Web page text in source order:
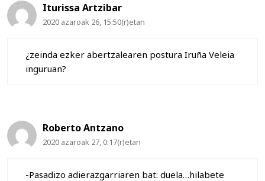
Iturissa Artzibar
2020 azaroak 26, 15:50(r)etan
¿zeinda ezker abertzalearen postura Iruña Veleia
inguruan?
Roberto Antzano
2020 azaroak 27, 0:17(r)etan
-Pasadizo adierazgarriaren bat: duela…hilabete